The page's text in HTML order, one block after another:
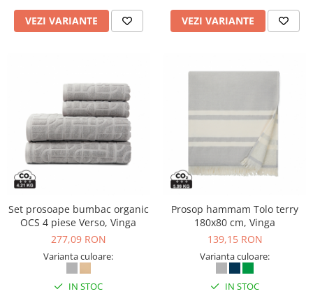
VEZI VARIANTE VEZI VARIANTE
Set prosoape bumbac organic
OCS 4 piese Verso, Vinga
277,09 RON
Varianta culoare:
IN STOC
Prosop hammam Tolo terry
180x80 cm, Vinga
139,15 RON
Varianta culoare:
IN STOC